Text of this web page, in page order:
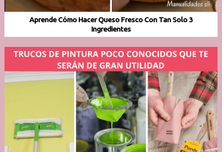
Aprende Cómo Hacer Queso Fresco Con Tan Solo 3
Ingredientes